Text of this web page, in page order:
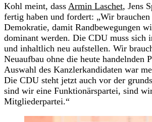
Kohl meint, dass Armin Laschet, Jens
fertig haben und fordert: „Wir brauchen
Demokratie, damit Randbewegungen
dominant werden. Die CDU muss sich
und inhaltlich neu aufstellen. Wir
Neuaufbau ohne die heute handelnden
Auswahl des Kanzlerkandidaten war
Die CDU steht jetzt auch vor der
sind wir eine Funktionärspartei, sind
Mitgliederpartei.“